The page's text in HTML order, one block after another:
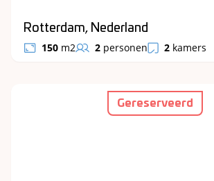
Rotterdam, Nederland
150 m2 2 personen 2 kamers
Gereserveerd